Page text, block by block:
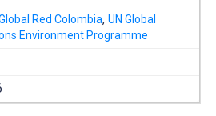
Red Colombia,UN Global
Environment Programme